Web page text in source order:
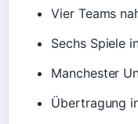
Vier Teams
Sechs Spiele
Manchester
Übertragung